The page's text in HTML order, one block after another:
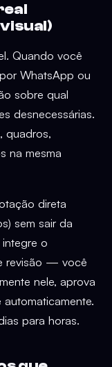
Quando você
WhatsApp ou
sobre qual
desnecessárias.
quadros,
na mesma
direta
sem sair da
o
revisão — você
nele, aprova
para horas.